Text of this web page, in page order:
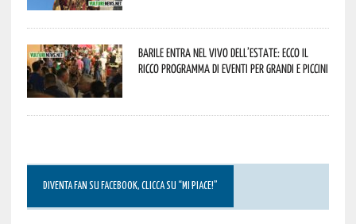
Barile entra nel vivo dell’estate: ecco il
ricco programma di eventi per grandi e piccini
DIVENTA FAN SU FACEBOOK, CLICCA SU “MI PIACE!”